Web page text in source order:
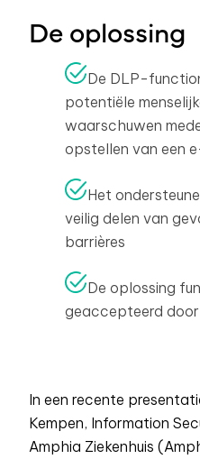
De oplossing
De DLP-
potentiële
waarschuwen
opstellen van een
Het
veilig delen van
barrières
De oplossing
geaccepteerd
In een recente
Kempen, Information
Amphia Ziekenhuis